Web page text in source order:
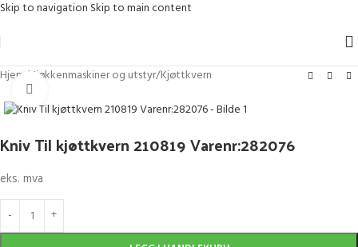
Skip to navigation Skip to main content
Hjem / Kjøkkenmaskiner og utstyr/Kjøttkvern
Kniv Til kjøttkvern 210819 Varenr:282076
eks. mva